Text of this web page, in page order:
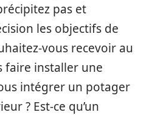
pas et
les objectifs de
vous recevoir au
faire installer une
intégrer un potager
? Est-ce qu’un